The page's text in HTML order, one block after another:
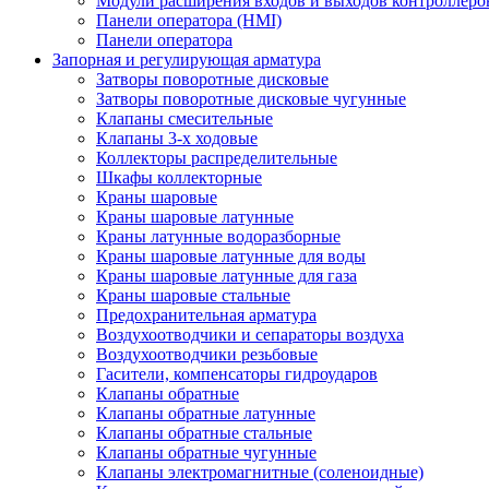
Панели оператора (HMI)
Панели оператора
Запорная и регулирующая арматура
Затворы поворотные дисковые
Затворы поворотные дисковые чугунные
Клапаны смесительные
Клапаны 3-х ходовые
Коллекторы распределительные
Шкафы коллекторные
Краны шаровые
Краны шаровые латунные
Краны латунные водоразборные
Краны шаровые латунные для воды
Краны шаровые латунные для газа
Краны шаровые стальные
Предохранительная арматура
Воздухоотводчики и сепараторы воздуха
Воздухоотводчики резьбовые
Гасители, компенсаторы гидроударов
Клапаны обратные
Клапаны обратные латунные
Клапаны обратные стальные
Клапаны обратные чугунные
Клапаны электромагнитные (соленоидные)